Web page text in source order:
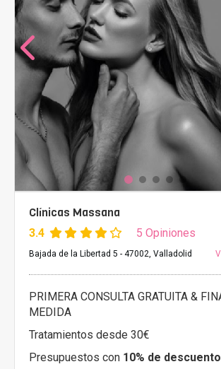
Clínicas Massana
3.4 5 Opiniones
Bajada de la Libertad 5 - 47002, Valladolid
PRIMERA CONSULTA GRATUITA &
MEDIDA
Tratamientos desde 30€
Presupuestos con 10% de